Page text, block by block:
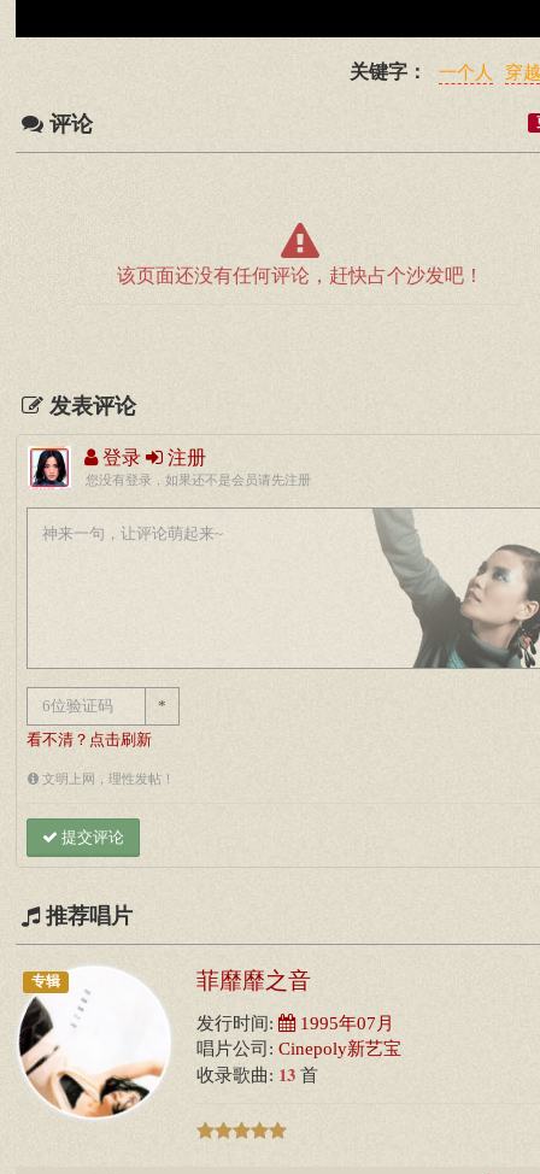
关键字： 一个人 穿
评论
该页面还没有任何评论，赶快占个沙发吧！
发表评论
登录 注册
您没有登录，如果还不是会员请先注册
*
看不清？点击刷新
文明上网，理性发帖！
提交评论
推荐唱片
专辑 菲靡靡之音
发行时间: 1995年07月
唱片公司: Cinepoly新艺宝
收录歌曲: 13 首